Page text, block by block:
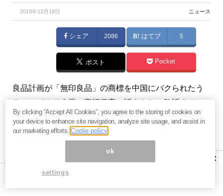
2019年12月18日 ニュース
シェア 2086 はてブ 5
ポスト Pocket
良品計画が「無印良品」の商標を中国にパクられたう
えに、パクリ企業に商標侵害で訴えられ、敗訴すると
いう事態になった。これが中国の知財を盗む手口だ。
（『鈴木傾城の「ダークネス」メルマガ編
【関連】偽装結婚が増加中。日本人が知らない中国人
女性の恐ろしさと潔い手口＝鈴木傾城
×
By clicking “Accept All Cookies”, you agree to the storing of cookies on
your device to enhance site navigation, analyze site usage, and assist in
our marketing efforts.Coolie policy
ok
settings